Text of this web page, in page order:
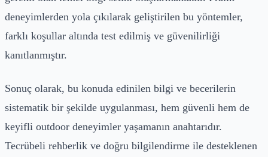
deneyimlerden yola çıkılarak geliştirilen bu yöntemler,
farklı koşullar altında test edilmiş ve güvenilirliği
kanıtlanmıştır.
Sonuç olarak, bu konuda edinilen bilgi ve becerilerin
sistematik bir şekilde uygulanması, hem güvenli hem de
keyifli outdoor deneyimler yaşamanın anahtarıdır.
Tecrübeli rehberlik ve doğru bilgilendirme ile desteklenen